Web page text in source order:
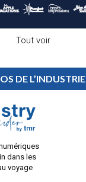
Tout voir
DE L’INDUSTRIE
dans les
voyage